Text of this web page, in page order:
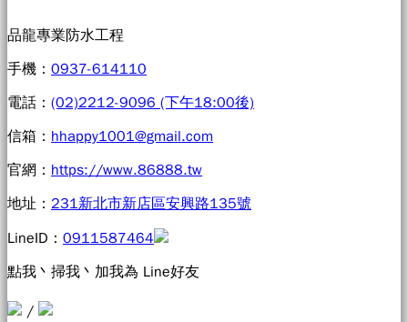
品龍專業防水工程
手機： 0937-614110
電話： (02)2212-9096 (下午18:00後)
信箱： hhappy1001@gmail.com
官網： https://www.86888.tw
地址： 231新北市新店區安興路135號
LineID： 0911587464
點我丶掃我丶加我為 Line好友
/